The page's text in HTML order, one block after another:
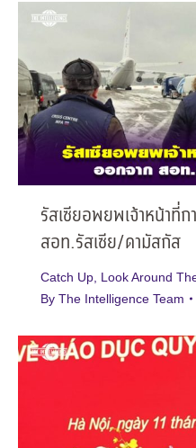
รัสเซียอพยพเจ้าหน้าที่
สอท.รัสเซีย/ดามัสกัส
Catch Up Look Around
By The Intelligence Team